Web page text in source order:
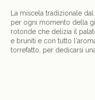
La miscela tradizionale
per ogni momento della
rotonde che delizia il
e bruniti e con tutto
torrefatto, per dedicarsi